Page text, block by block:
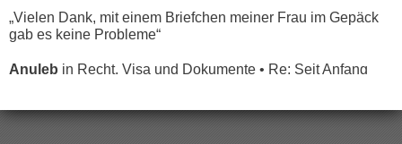
„Vielen Dank, mit einem Briefchen meiner Frau im Gepäck
gab es keine Probleme“
Anuleb in Recht, Visa und Dokumente • Re: Seit Anfang